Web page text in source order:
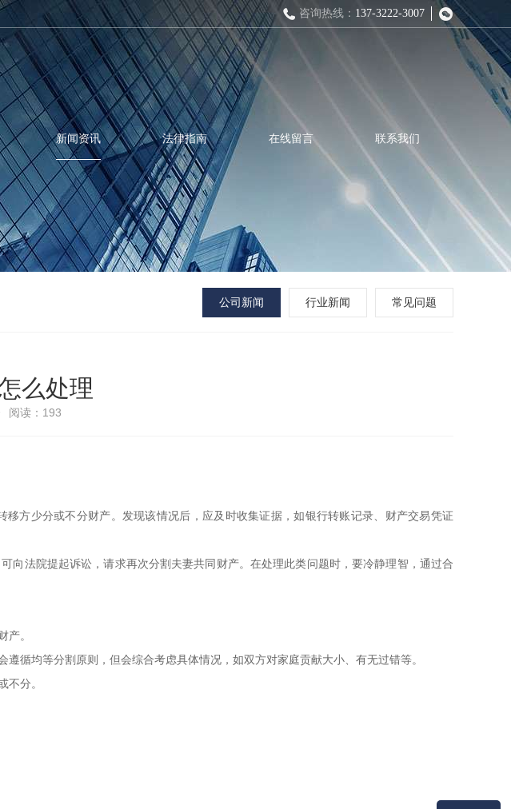
咨询热线： 137-3222-3007
新闻资讯 法律指南 在线留言 联系我们
公司新闻 行业新闻 常见问题
么处理
阅读：193
方少分或不分财产。发现该情况后，应及时收集证据，如银行转账记录、财产交易凭证
向法院提起诉讼，请求再次分割夫妻共同财产。在处理此类问题时，要冷静理智，通过合
产。
循均等分割原则，但会综合考虑具体情况，如双方对家庭贡献大小、有无过错等。
不分。